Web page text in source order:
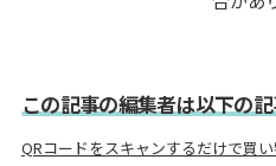
この記事の編集者は以下の
QRコードをスキャンするだけで買い